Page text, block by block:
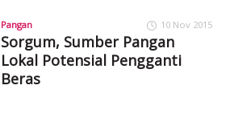
Pangan 10 Nov 2015
Sorgum, Sumber Pangan
Lokal Potensial Pengganti
Beras